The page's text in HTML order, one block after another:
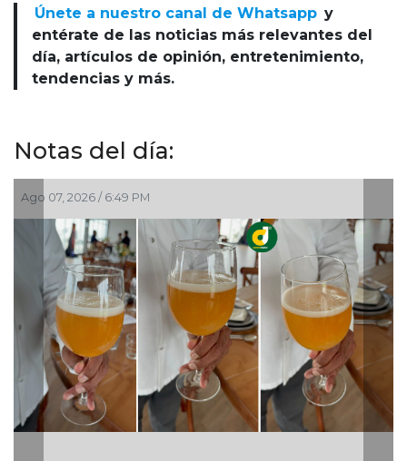
Únete a nuestro canal de Whatsapp y
entérate de las noticias más relevantes del
día, artículos de opinión, entretenimiento,
tendencias y más.
Notas del día: